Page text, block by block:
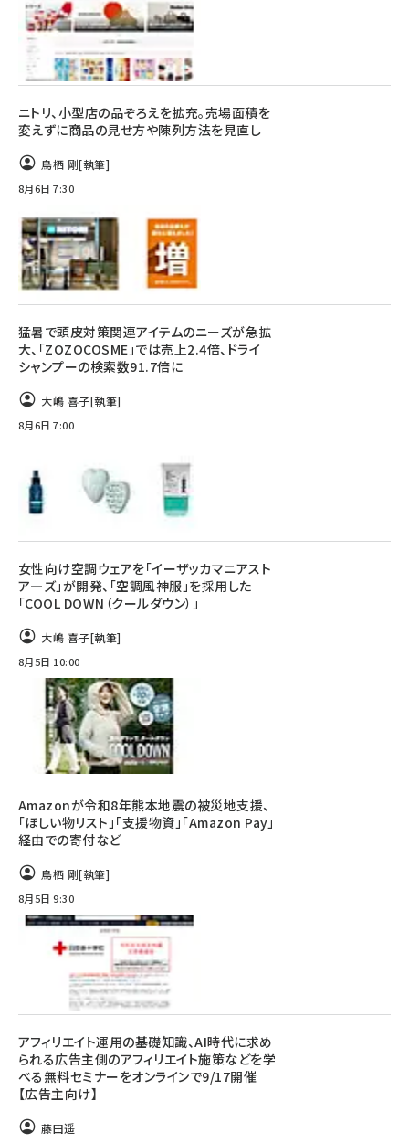
ニトリ、小型店の品ぞろえを拡充。売場面積を
変えずに商品の見せ方や陳列方法を見直し
鳥栖 剛[執筆]
8月6日 7:30
猛暑で頭皮対策関連アイテムのニーズが急拡
大、「ZOZOCOSME」では売上2.4倍、ドライ
シャンプーの検索数91.7倍に
大嶋 喜子[執筆]
8月6日 7:00
女性向け空調ウェアを「イーザッカマニアスト
ア―ズ」が開発、「空調風神服」を採用した
「COOL DOWN（クールダウン）」
大嶋 喜子[執筆]
8月5日 10:00
Amazonが令和8年熊本地震の被災地支援、
「ほしい物リスト」「支援物資」「Amazon Pay」
経由での寄付など
鳥栖 剛[執筆]
8月5日 9:30
アフィリエイト運用の基礎知識、AI時代に求め
られる広告主側のアフィリエイト施策などを学
べる無料セミナーをオンラインで9/17開催
【広告主向け】
藤田遥